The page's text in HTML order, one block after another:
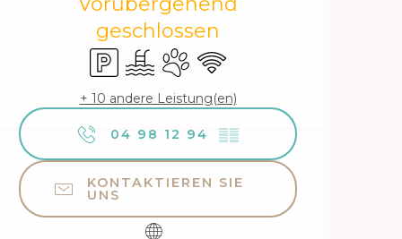
geschlossen
ParkplatzSchwimmbad
Tiere erlaubt
Wi-Fi
+ 10 andere Leistung(en)
04 98 12 94 ▒▒
KONTAKTIEREN SIE
UNS